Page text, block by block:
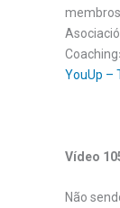
YouUp –
Vídeo
Não